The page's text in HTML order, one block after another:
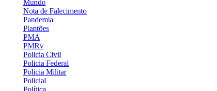
Mundo
Nota de Falecimento
Pandemia
Plantões
PMA
PMRv
Policia Civil
Policia Federal
Policia Militar
Policial
Política